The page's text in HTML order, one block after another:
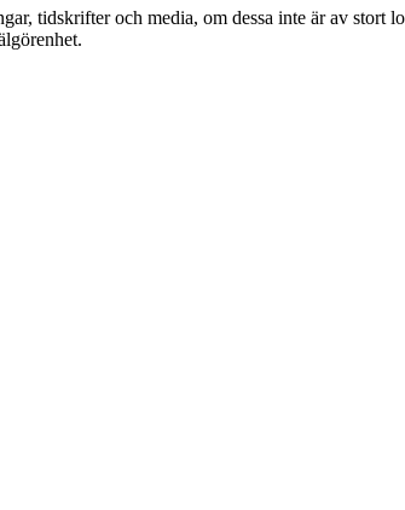
tidskrifter och media, om dessa inte är av stort